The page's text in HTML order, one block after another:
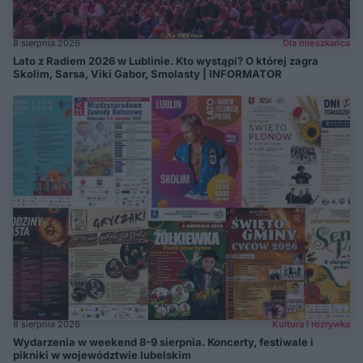
8 sierpnia 2026 Dla mieszkańca
Lato z Radiem 2026 w Lublinie. Kto wystąpi? O której zagra
Skolim, Sarsa, Viki Gabor, Smolasty | INFORMATOR
8 sierpnia 2026 Kultura i rozrywka
Wydarzenia w weekend 8-9 sierpnia. Koncerty, festiwale i
pikniki w województwie lubelskim